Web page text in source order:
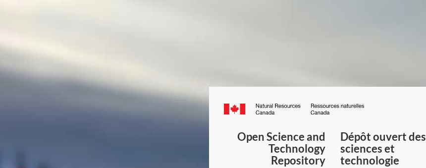
Canada.ca
du
Canada
Open Science and
Technology
Repository
Dépôt ouvert des
sciences et
technologie